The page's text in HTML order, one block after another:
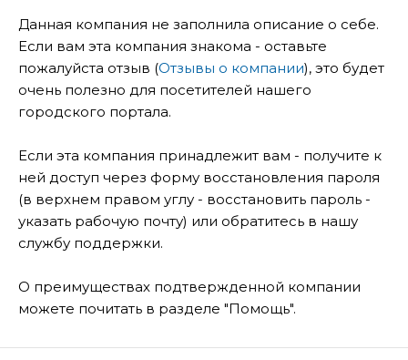
Данная компания не заполнила описание о себе.
Если вам эта компания знакома - оставьте
пожалуйста отзыв (Отзывы о компании), это будет
очень полезно для посетителей нашего
городского портала.
Если эта компания принадлежит вам - получите к
ней доступ через форму восстановления пароля
(в верхнем правом углу - восстановить пароль -
указать рабочую почту) или обратитесь в нашу
службу поддержки.
О преимуществах подтвержденной компании
можете почитать в разделе "Помощь".